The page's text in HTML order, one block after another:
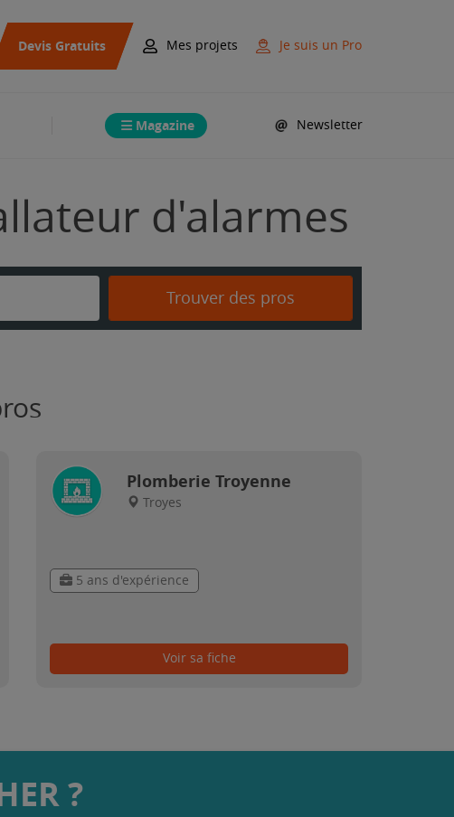
Devis Gratuits Mes projets Je suis un Pro
Magazine Newsletter
d'alarmes
Trouver des pros
Plomberie Troyenne
Troyes
5 ans d'expérience
Voir sa fiche
?